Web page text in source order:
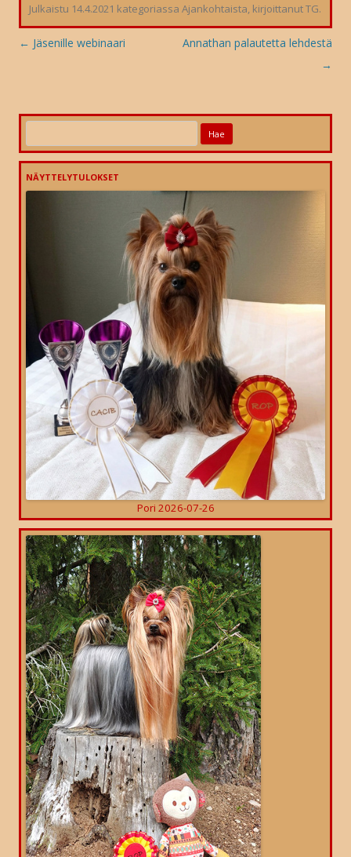
Julkaistu 14.4.2021 kategoriassa Ajankohtaista, kirjoittanutTG.
Artikkelien
← Jäsenille webinaari
Annathan palautetta lehdestä
→
NÄYTTELYTULOKSET
Pori 2026-07-26